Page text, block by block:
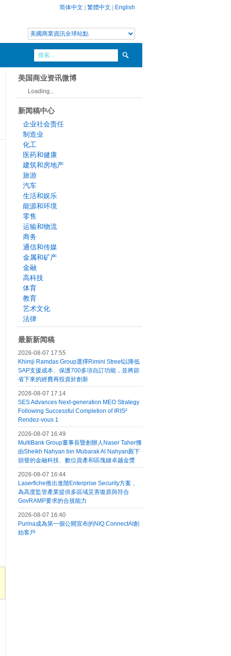
简体中文 繁體中文 English
美国商业资讯微博
Loading...
新闻稿中心
企业社会责任
制造业
化工
医药和健康
建筑和房地产
旅游
汽车
生活和娱乐
能源和环境
零售
运输和物流
商务
通信和传媒
金属和矿产
金融
高科技
体育
教育
艺术文化
法律
最新新闻稿
2026-08-07 17:55
Khimji Ramdas Group選擇Rimini Street以降低
SAP支援成本、保護700多項自訂功能，並將節
省下來的經費再投資於創新
2026-08-07 17:14
SES Advances Next-generation MEO Strategy
Following Successful Completion of IRIS²
Rendez-vous 1
2026-08-07 16:49
MultiBank Group董事長暨創辦人Naser Taher獲
由Sheikh Nahyan bin Mubarak Al Nahyan殿下
頒發的金融科技、數位資產和區塊鏈卓越金獎
2026-08-07 16:44
Laserfiche推出進階Enterprise Security方案，
為高度監管產業提供多區域災害復原與符合
GovRAMP要求的合規能力
2026-08-07 16:40
Purina成為第一個公開宣布的NIQ ConnectAI創
始客戶